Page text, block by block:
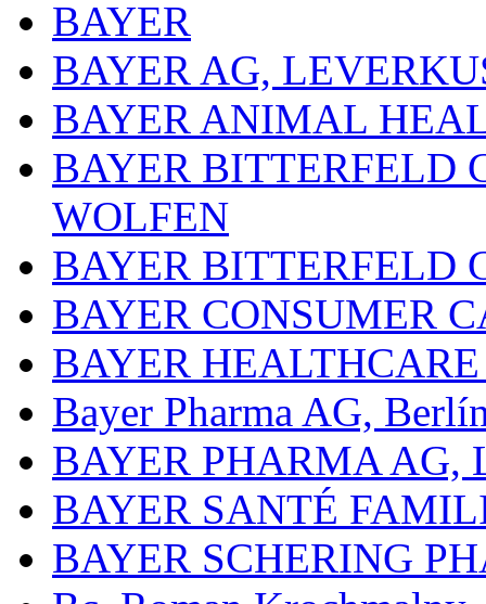
BAYER
BAYER AG,
BAYER ANIMAL
BAYER BITTERFELD
WOLFEN
BAYER BITTERFELD
BAYER CONSUMER
BAYER
Bayer Pharma AG,
BAYER PHARMA AG,
BAYER SANTÉ
BAYER SCHERING